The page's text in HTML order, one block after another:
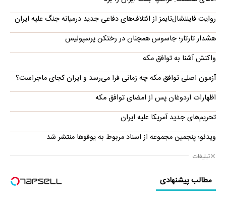
روایت فایننشال‌تایمز از ائتلاف‌های دفاعی جدید درمیانه جنگ علیه ایران
هشدار تارتار؛ جاسوس همچنان در رختکن پرسپولیس
واکنش آشنا به توافق مکه
آزمون اصلی توافق مکه چه زمانی فرا می‌رسد و ایران کجای ماجراست؟
اظهارات اردوغان پس از امضای توافق مکه
تحریم‌های جدید آمریکا علیه ایران
ویدئو؛ پنجمین مجموعه از اسناد مربوط به یوفوها منتشر شد
تبلیغات
مطالب پیشنهادی